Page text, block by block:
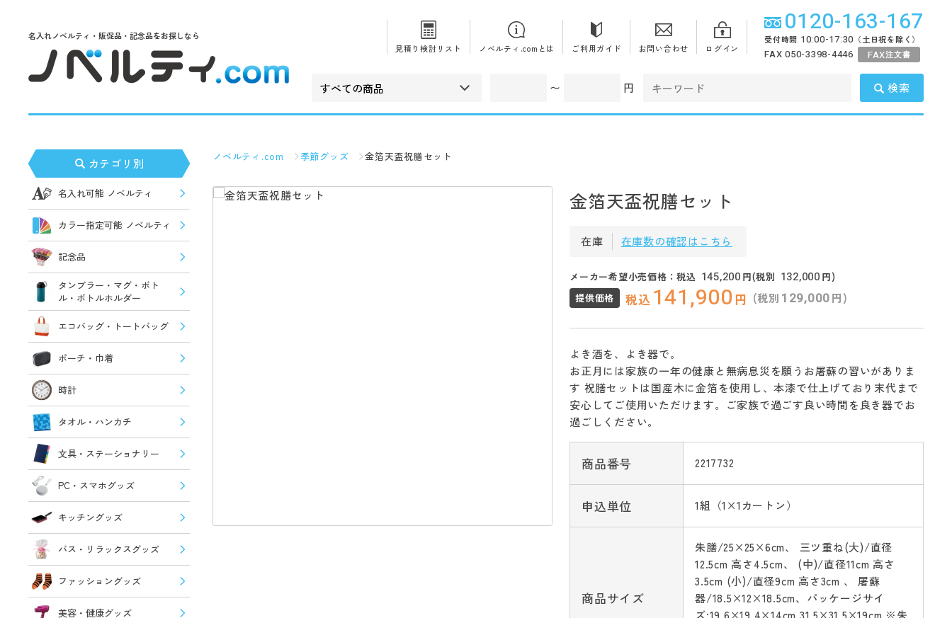
名入れノベルティ・販促品・記念品をお探しなら
見積り検討リスト
ノベルティ.comとは ご利用ガイド お問い合わせ ログイン
0120-163-167
受付時間 10:00-17:30 （土日祝を除く）
FAX 050-3398-4446 FAX注文書
〜 円 検索
カテゴリ別
名入れ可能 ノベルティ
カラー指定可能 ノベルティ
記念品
タンブラー・マグ・ボト
ル・ボトルホルダー
エコバッグ・トートバッグ
ポーチ・巾着
時計
タオル・ハンカチ
文具・ステーショナリー
PC・スマホグッズ
キッチングッズ
バス・リラックスグッズ
ファッショングッズ
美容・健康グッズ
ノベルティ.com 季節グッズ 金箔天盃祝膳セット
金箔天盃祝膳セット
在庫 在庫数の確認はこちら
メーカー希望小売価格：税込 145,200 円(税別 132,000 円)
提供価格
税込 141,900 円 (税別 129,000円)
よき酒を、よき器で。
お正月には家族の一年の健康と無病息災を願うお屠蘇の習いがありま
す 祝膳セットは国産木に金箔を使用し、本漆で仕上げており末代まで
安心してご使用いただけます。ご家族で過ごす良い時間を良き器でお
過ごしください。
商品番号 2217732
申込単位 1組（1×1カートン）
商品サイズ
朱膳/25×25×6cm、 三ツ重ね(大)/直径
12.5cm 高さ4.5cm、 (中)/直径11cm 高さ
3.5cm (小)/直径9cm 高さ3cm 、 屠蘇
器/18.5×12×18.5cm、パッケージサイ
ズ:19.6×19.4×14cm 31.5×31.5×19cm ※朱